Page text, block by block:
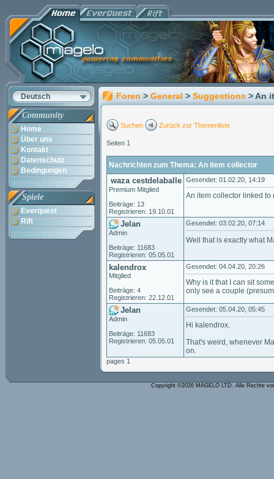
Deutsch
Community
Home
Über uns
Kontakt
Datenschutz
Bedingungen
Spiele
Everquest
Rift
Foren > General > Suggestions > An
Suchen Zurück zur Themenliste
Seiten 1
Nachrichten zum Thema: An item collector
waza cestdelaballe
Premium Mitglied
Beiträge: 13
Registrieren: 19.10.01
Gesendet: 01.02.20, 14:19
An item collector linked
Jelan
Admin
Beiträge: 11683
Registrieren: 05.05.01
Gesendet: 03.02.20, 07:14
Well that is exactly what
kalendrox
Mitglied
Beiträge: 4
Registrieren: 22.12.01
Gesendet: 04.04.20, 20:26
Why is it that I can sit
only see a couple
Jelan
Admin
Beiträge: 11683
Registrieren: 05.05.01
Gesendet: 05.04.20, 05:45
Hi kalendrox,
That's weird, whenever
on.
pages 1
Copyright ©2026 MAGELO LTD. Alle Rechte